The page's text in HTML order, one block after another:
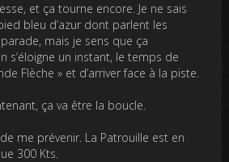
et ça tourne encore. Je ne sais
bleu d’azur dont parlent les
mais je sens que ça
s’éloigne un instant, le temps de
Flèche » et d’arriver face à la piste.
va être la boucle.
prévenir. La Patrouille est en
300 Kts.